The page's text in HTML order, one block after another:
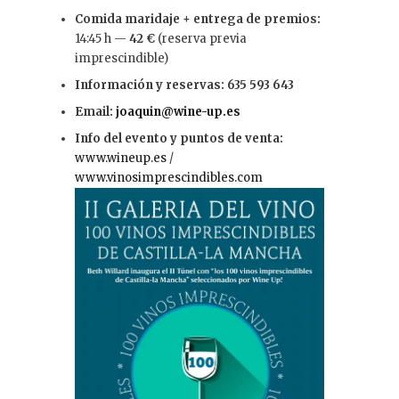
Comida maridaje + entrega de premios:
14:45 h — 42 € (reserva previa
imprescindible)
Información y reservas: 635 593 643
Email: joaquin@wine-up.es
Info del evento y puntos de venta:
www.wineup.es /
www.vinosimprescindibles.com